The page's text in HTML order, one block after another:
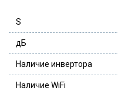
S
дБ
Наличие инвертора
Наличие WiFi